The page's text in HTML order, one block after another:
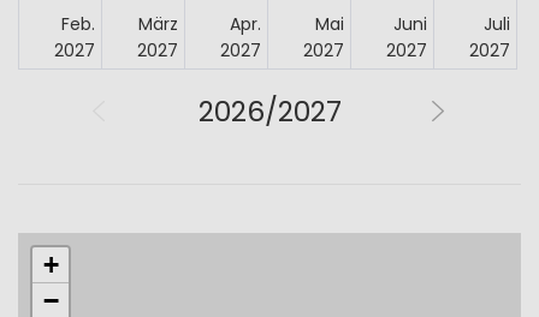
Feb.
2027
März
2027
Apr.
2027
Mai
2027
Juni
2027
Juli
2027
2026/2027
+
−